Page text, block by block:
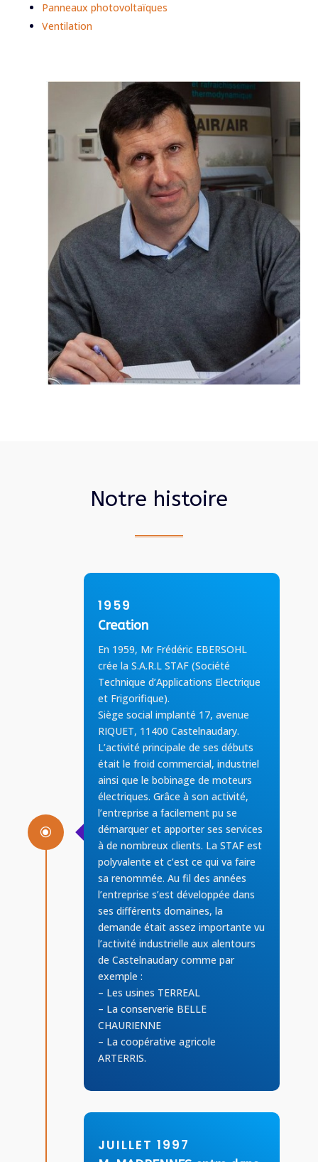
Panneaux photovoltaïques
Ventilation
Notre histoire
\
1959
Creation
En 1959, Mr Frédéric EBERSOHL
crée la S.A.R.L STAF (Société
Technique d’Applications Electrique
et Frigorifique).
Siège social implanté 17, avenue
RIQUET, 11400 Castelnaudary.
L’activité principale de ses débuts
était le froid commercial, industriel
ainsi que le bobinage de moteurs
électriques. Grâce à son activité,
l’entreprise a facilement pu se
démarquer et apporter ses services
à de nombreux clients. La STAF est
polyvalente et c’est ce qui va faire
sa renommée. Au fil des années
l’entreprise s’est développée dans
ses différents domaines, la
demande était assez importante vu
l’activité industrielle aux alentours
de Castelnaudary comme par
exemple :
– Les usines TERREAL
– La conserverie BELLE
CHAURIENNE
– La coopérative agricole
ARTERRIS.
JUILLET 1997